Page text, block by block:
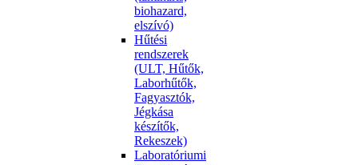
biohazard,
elszívó)
Hűtési
rendszerek
(ULT, Hűtők,
Laborhűtők,
Fagyasztók,
Jégkása
készítők,
Rekeszek)
Laboratóriumi